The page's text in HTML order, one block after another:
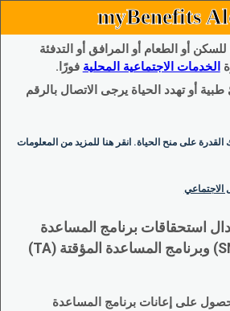
myBenefits
أو الطعام أو المرافق أو التدفئة
الخدمات الاجتماعية المحلية فورًا.
أو تهدد الحياة يرجى الاتصال بالرقم
القدرة على منح الحياة. انقر هنا للمزيد من المعلومات
الاجتماعي
استحقاقات برنامج المساعدة
الغذائية التكميلية (SNAP) وبرنامج المساعدة المؤقتة (TA)
على إعانات برنامج المساعدة